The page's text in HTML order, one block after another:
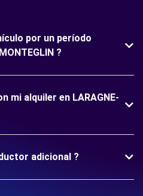
por un período
?
mi alquiler en LARAGNE-
adicional ?